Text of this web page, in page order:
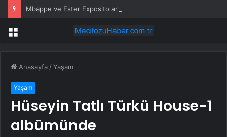
Menü
Anasayfa /Yaşam
Yaşam
Hüseyin Tatlı Türkü House-1
albümünde